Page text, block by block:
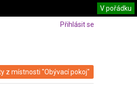
Přihlásit se
z místnosti "Obývací pokoj"
V pořádku